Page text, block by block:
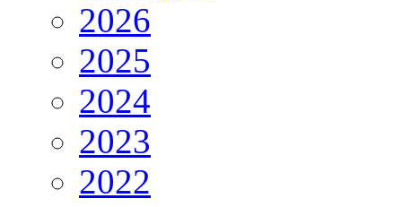
2026
2025
2024
2023
2022